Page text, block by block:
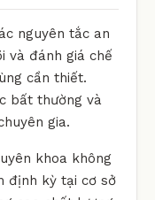
nguyên tắc an
và đánh giá chế
cần thiết.
bất thường và
gia.
khoa không
định kỳ tại cơ sở